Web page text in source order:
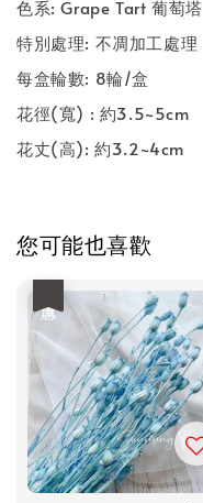
色系: Grape Tart 葡萄塔
特別處理: 不凋加工處理
每盒輪數: 8輪/盒
花徑(寬) : 約3.5~5cm
花丈(高): 約3.2~4cm
您可能也喜歡